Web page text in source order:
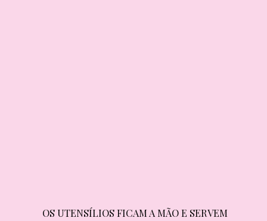
OS UTENSÍLIOS FICAM A MÃO E SERVEM
OS UTENSÍLIOS FICAM A MÃO E SERVEM